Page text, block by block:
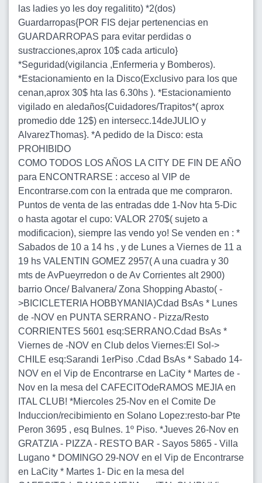
las ladies yo les doy regalitito) *2(dos)
Guardarropas{POR FIS dejar pertenencias en
GUARDARROPAS para evitar perdidas o
sustracciones,aprox 10$ cada articulo}
*Seguridad(vigilancia ,Enfermeria y Bomberos).
*Estacionamiento en la Disco(Exclusivo para los que
cenan,aprox 30$ hta las 6.30hs ). *Estacionamiento
vigilado en aledaños{Cuidadores/Trapitos*( aprox
promedio dde 12$) en intersecc.14deJULIO y
AlvarezThomas}. *A pedido de la Disco: esta
PROHIBIDO
COMO TODOS LOS AÑOS LA CITY DE FIN DE AÑO
para ENCONTRARSE : acceso al VIP de
Encontrarse.com con la entrada que me compraron.
Puntos de venta de las entradas dde 1-Nov hta 5-Dic
o hasta agotar el cupo: VALOR 270$( sujeto a
modificacion), siempre las vendo yo! Se venden en : *
Sabados de 10 a 14 hs , y de Lunes a Viernes de 11 a
19 hs VALENTIN GOMEZ 2957( A una cuadra y 30
mts de AvPueyrredon o de Av Corrientes alt 2900)
barrio Once/ Balvanera/ Zona Shopping Abasto( -
>BICICLETERIA HOBBYMANIA)Cdad BsAs * Lunes
de -NOV en PUNTA SERRANO - Pizza/Resto
CORRIENTES 5601 esq:SERRANO.Cdad BsAs *
Viernes de -NOV en Club delos Viernes:El Sol->
CHILE esq:Sarandi 1erPiso .Cdad BsAs * Sabado 14-
NOV en el Vip de Encontrarse en LaCity * Martes de -
Nov en la mesa del CAFECITOdeRAMOS MEJIA en
ITAL CLUB! *Miercoles 25-Nov en el Comite De
Induccion/recibimiento en Solano Lopez:resto-bar Pte
Peron 3695 , esq Bulnes. 1º Piso. *Jueves 26-Nov en
GRATZIA - PIZZA - RESTO BAR - Sayos 5865 - Villa
Lugano * DOMINGO 29-NOV en el Vip de Encontrarse
en LaCity * Martes 1- Dic en la mesa del